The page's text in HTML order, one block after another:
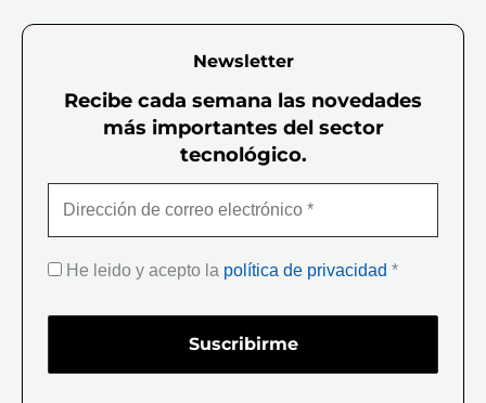
Newsletter
Recibe cada semana las novedades
más importantes del sector
tecnológico.
He leido y acepto la política de privacidad *